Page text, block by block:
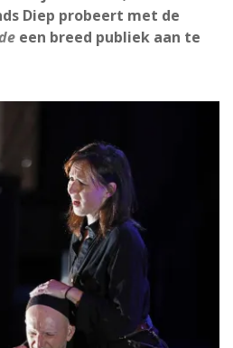
Diep probeert met de
een breed publiek aan te